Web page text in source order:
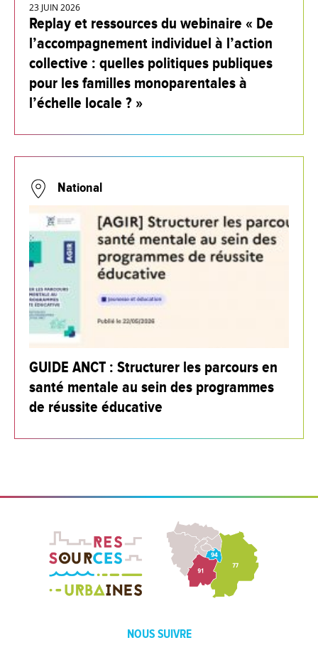
23 JUIN 2026
Replay et ressources du webinaire « De
l’accompagnement individuel à l’action
collective : quelles politiques publiques
pour les familles monoparentales à
l’échelle locale ? »
National
GUIDE ANCT : Structurer les parcours en
santé mentale au sein des programmes
de réussite éducative
NOUS SUIVRE